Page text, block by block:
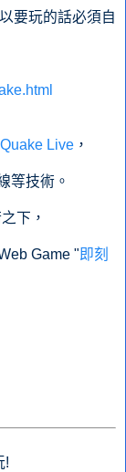
要玩的話必須自
Quake Live ，
等技術。
下，
Game "即刻
!